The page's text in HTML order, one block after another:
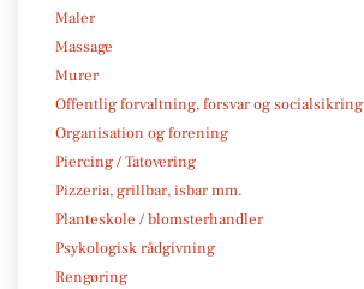
Maler
Massage
Murer
Offentlig forvaltning, forsvar og socialsikring
Organisation og forening
Piercing / Tatovering
Pizzeria, grillbar, isbar mm.
Planteskole / blomsterhandler
Psykologisk rådgivning
Rengøring